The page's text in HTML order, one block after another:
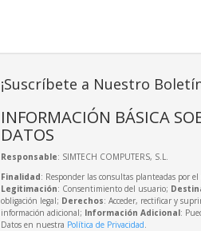
¡Suscríbete a Nuestro
INFORMACIÓN BÁSICA
DATOS
Responsable: SIMTECH COMPUTERS, S.L.
Finalidad: Responder las consultas planteadas por
Legitimación: Consentimiento del usuario;
obligación legal; Derechos: Acceder, rectificar y
información adicional; Información Adicional:
Datos en nuestra Política de Privacidad.